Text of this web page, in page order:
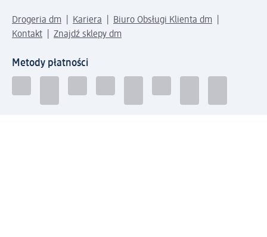
Drogeria dm Kariera
Biuro Obsługi Klienta dm
Kontakt
Znajdź sklepy dm
Metody płatności